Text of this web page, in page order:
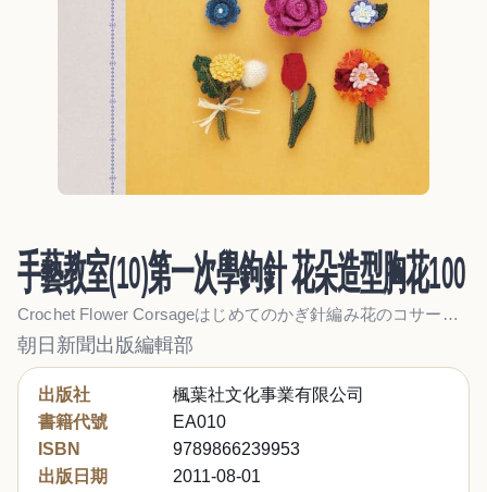
手藝教室(10)第一次學鉤針 花朵造型胸花100
Crochet Flower Corsageはじめてのかぎ針編み花のコサージュパターン100
朝日新聞出版編輯部
出版社
楓葉社文化事業有限公司
書籍代號
EA010
ISBN
9789866239953
出版日期
2011-08-01